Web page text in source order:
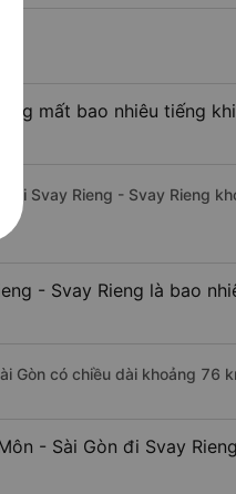
mất bao nhiêu tiếng
đi Svay Rieng - Svay Rieng
- Svay Rieng là bao
Gòn có chiều dài khoảng 76
- Sài Gòn đi Svay